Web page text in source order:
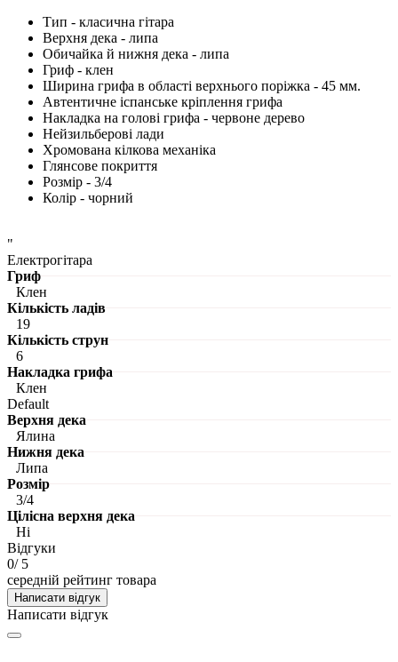
Тип - класична гітара
Верхня дека - липа
Обичайка й нижня дека - липа
Гриф - клен
Ширина грифа в області верхнього поріжка - 45 мм.
Автентичне іспанське кріплення грифа
Накладка на голові грифа - червоне дерево
Нейзильберові лади
Хромована кілкова механіка
Глянсове покриття
Розмір - 3/4
Колір - чорний
"
Електрогітара
Гриф
Клен
Кількість ладів
19
Кількість струн
6
Накладка грифа
Клен
Default
Верхня дека
Ялина
Нижня дека
Липа
Розмір
3/4
Цілісна верхня дека
Ні
Відгуки
0/ 5
середній рейтинг товара
Написати відгук
Написати відгук